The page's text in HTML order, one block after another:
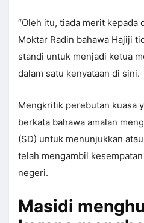
“Oleh itu, tiada merit kepada
Moktar Radin bahawa Hajiji
standi untuk menjadi ketua
dalam satu kenyataan di sini.
Mengkritik perebutan kuasa
berkata bahawa amalan
(SD) untuk menunjukkan
telah mengambil
negeri.
Masidi